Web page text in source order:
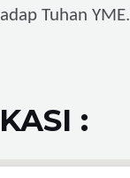
Tuhan YME.
: